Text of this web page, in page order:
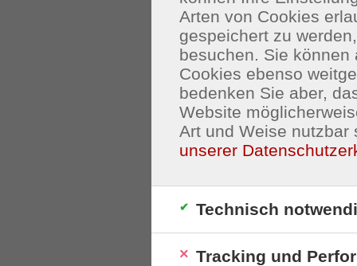
Arten von Cookies
gespeichert zu
besuchen. Sie
Cookies ebenso
bedenken Sie aber,
Website
Art und Weise nutzbar
unserer
Technisch
Tracking und